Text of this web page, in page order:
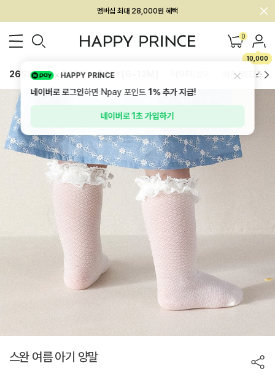
멤버십 최대 28,000원 혜택
0
10,000
26SS 신상 BEST BABY[6~12M] 하의/레깅스
스완 여름 아기 양말
HAPPY PRINCE
네이버로 로그인하면 Npay 포인트1%추가 지급!
네이버로 1초 가입하기